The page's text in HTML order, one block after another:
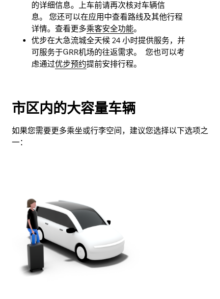
的详细信息。上车前请再次核对车辆信
息。 您还可以在应用中查看路线及其他行程
详情。查看更多乘客安全功能。
优步在大急流城全天候 24 小时提供服务，并
可服务于GRR机场的往返需求。 您也可以考
虑通过优步预约提前安排行程。
市区内的大容量车辆
如果您需要更多乘坐或行李空间，建议您选择以下选项之
一：